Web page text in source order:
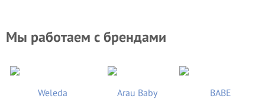
Мы работаем с брендами